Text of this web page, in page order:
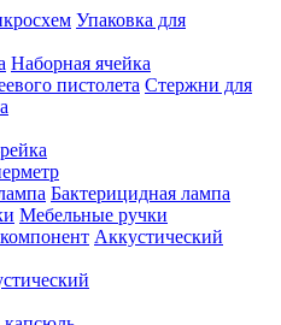
Упаковка для
Наборная ячейка
Стержни для
Бактерицидная лампа
Мебельные ручки
Аккустический